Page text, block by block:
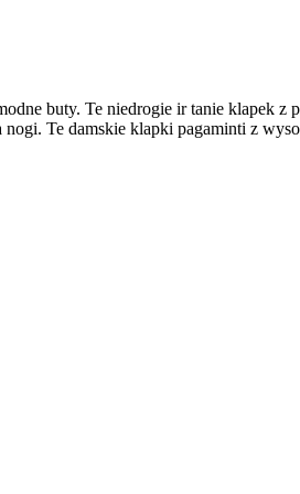
buty. Te niedrogie ir tanie klapek z
Te damskie klapki pagaminti z